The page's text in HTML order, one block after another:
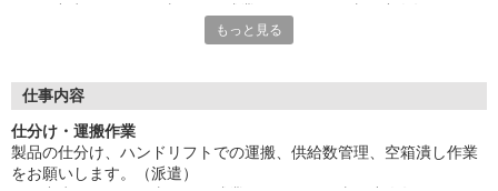
給与即払いサービスは就業状況によって利用できないケースがご
『テクノ・サービス』は、派遣業界大手スタッフサービスグルー
プです。
もっと見る
仕事内容
仕分け・運搬作業
製品の仕分け、ハンドリフトでの運搬、供給数管理、空箱潰し作業
をお願いします。（派遣）